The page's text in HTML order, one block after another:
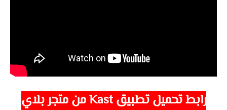
رابط تحميل تطبيقKastمن متجر بلاي